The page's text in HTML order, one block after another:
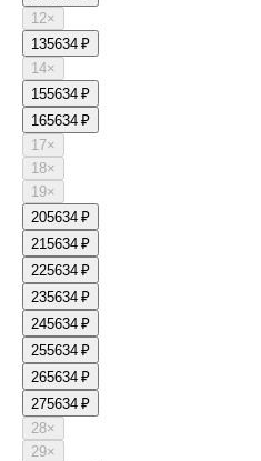
12×
135634 ₽
14×
155634 ₽
165634 ₽
17×
18×
19×
205634 ₽
215634 ₽
225634 ₽
235634 ₽
245634 ₽
255634 ₽
265634 ₽
275634 ₽
28×
29×